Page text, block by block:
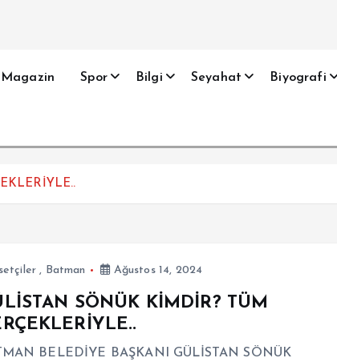
Magazin Spor Bilgi Seyahat Biyografi
, Batman Ağustos 14, 2024
SÖNÜK KİMDİR? TÜM
BELEDİYE BAŞKANI GÜLİSTAN SÖNÜK